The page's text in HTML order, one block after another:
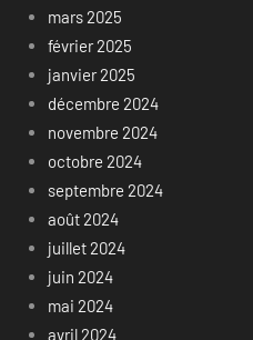
mars 2025
février 2025
janvier 2025
décembre 2024
novembre 2024
octobre 2024
septembre 2024
août 2024
juillet 2024
juin 2024
mai 2024
avril 2024